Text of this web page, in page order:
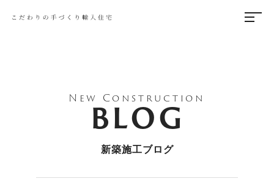
New Construction
BLOG
新築施工ブログ